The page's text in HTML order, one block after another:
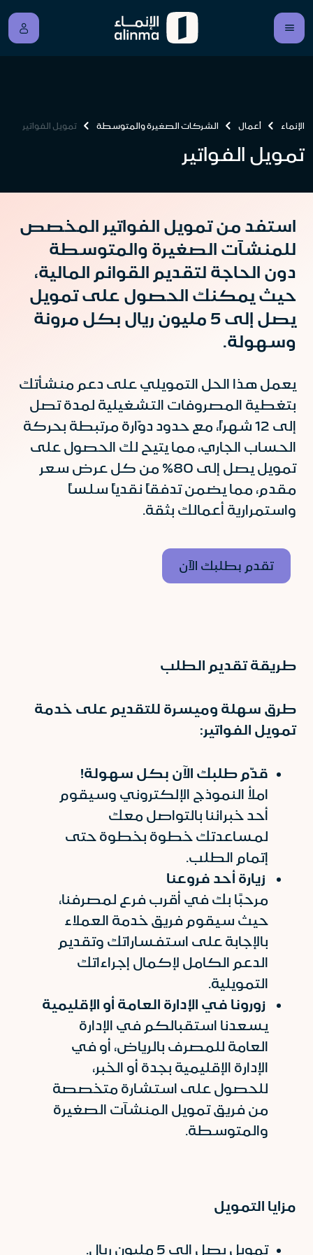
الإنماء أعمال الشركات الصغيرة والمتوسطة تمويل الفواتير
تمويل الفواتير
استفد من تمويل الفواتير المخصص
للمنشآت الصغيرة والمتوسطة
دون الحاجة لتقديم القوائم المالية،
حيث يمكنك الحصول على تمويل
يصل إلى 5 مليون ريال بكل مرونة
وسهولة.
يعمل هذا الحل التمويلي على دعم منشأتك
بتغطية المصروفات التشغيلية لمدة تصل
إلى 12 شهراً، مع حدود دوّارة مرتبطة بحركة
الحساب الجاري، مما يتيح لك الحصول على
تمويل يصل إلى 80% من كل عرض سعر
مقدم، مما يضمن تدفقاً نقدياً سلساً
واستمرارية أعمالك بثقة.
تقدم بطلبك الآن
طريقة تقديم الطلب
طرق سهلة وميسرة للتقديم على خدمة
تمويل الفواتير:
قدّم طلبك الآن بكل سهولة!
املأ النموذج الإلكتروني وسيقوم
أحد خبرائنا بالتواصل معك
لمساعدتك خطوة بخطوة حتى
إتمام الطلب.
زيارة أحد فروعنا
مرحبًا بك في أقرب فرع لمصرفنا،
حيث سيقوم فريق خدمة العملاء
بالإجابة على استفساراتك وتقديم
الدعم الكامل لإكمال إجراءاتك
التمويلية.
زورونا في الإدارة العامة أو
الإقليمية
يسعدنا استقبالكم في الإدارة
العامة للمصرف بالرياض، أو في
الإدارة الإقليمية بجدة أو الخبر،
للحصول على استشارة متخصصة
من فريق تمويل المنشآت الصغيرة
والمتوسطة.
مزايا التمويل
تمويل يصل إلى 5 مليون ريال.